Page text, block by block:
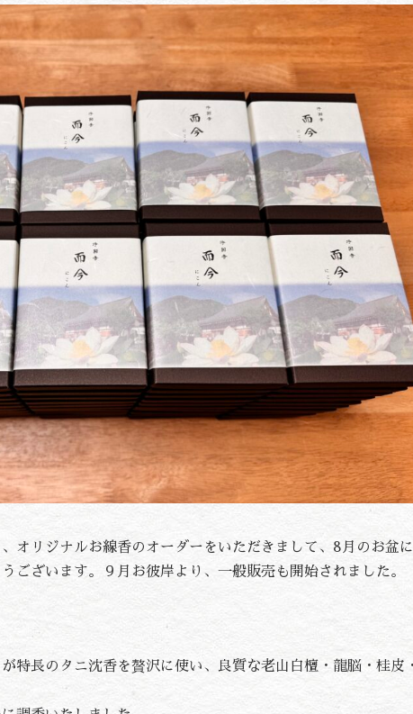
オリジナルお線香のオーダーをいただきまして、8月のお盆に
ございます。９月お彼岸より、一般販売も開始されました。
特長のタニ沈香を贅沢に使い、良質な老山白檀・龍脳・桂皮・